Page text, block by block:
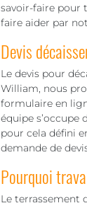
savoir-faire pour
faire aider par
Devis
Le devis pour
William, nous
formulaire en
équipe s’occupe
pour cela défini
demande de
Pourquoi
Le terrassement